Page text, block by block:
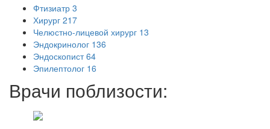
Фтизиатр 3
Хирург 217
Челюстно-лицевой хирург 13
Эндокринолог 136
Эндоскопист 64
Эпилептолог 16
Врачи поблизости: